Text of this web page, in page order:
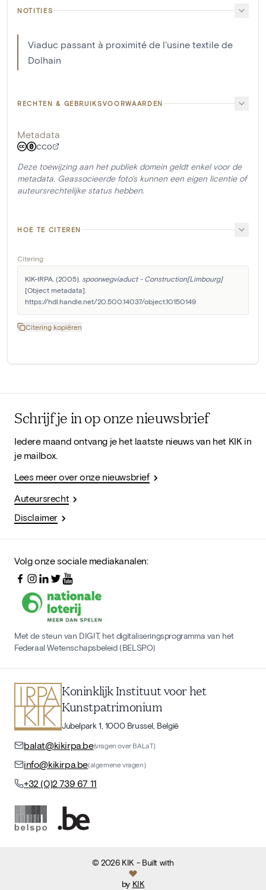
NOTITIES
Viaduc passant à proximité de l'usine textile de
Dolhain
RECHTEN & GEBRUIKSVOORWAARDEN
Metadata
CC0
Deze toewijzing aan het publiek domein geldt enkel voor de
metadata. Geassocieerde foto's kunnen een eigen licentie of
auteursrechtelijke status hebben.
HOE TE CITEREN
Citering
KIK-IRPA. (2005). spoorwegviaduct - Construction[Limbourg]
[Object metadata].
https://hdl.handle.net/20.500.14037/object.10150149
Citering kopiëren
Schrijf je in op onze nieuwsbrief
Iedere maand ontvang je het laatste nieuws van het KIK in
je mailbox.
Lees meer over onze nieuwsbrief
Auteursrecht
Disclaimer
Volg onze sociale mediakanalen:
Met de steun van DIGIT, het digitaliseringsprogramma van het
Federaal Wetenschapsbeleid (BELSPO)
Koninklijk Instituut voor het
Kunstpatrimonium
Jubelpark 1, 1000 Brussel, België
balat@kikirpa.be(vragen over BALaT)
info@kikirpa.be(algemene vragen)
+32 (0)2 739 67 11
©2026 KIK - Built with
by KIK